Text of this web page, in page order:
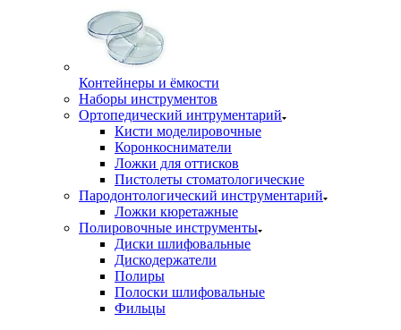
Контейнеры и ёмкости
Наборы инструментов
Ортопедический интрументарий
Кисти моделировочные
Коронкосниматели
Ложки для оттисков
Пистолеты стоматологические
Пародонтологический инструментарий
Ложки кюретажные
Полировочные инструменты
Диски шлифовальные
Дискодержатели
Полиры
Полоски шлифовальные
Фильцы